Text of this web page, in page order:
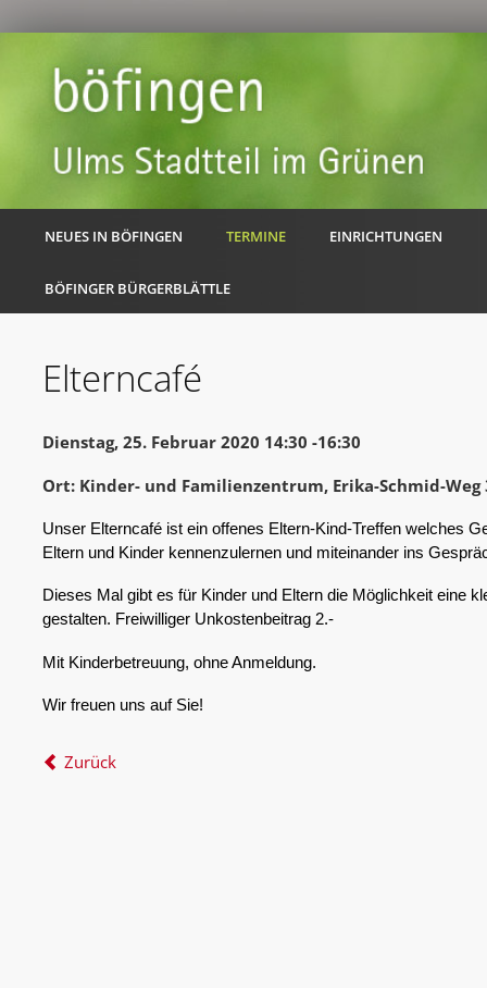
NEUES IN BÖFINGEN TERMINE EINRICHTUNGEN
BÖFINGER BÜRGERBLÄTTLE
Elterncafé
Dienstag, 25. Februar 2020 14:30 -16:30
Ort: Kinder- und Familienzentrum, Erika-Schmid-Weg
Unser Elterncafé ist ein offenes Eltern-Kind-Treffen welches
Eltern und Kinder kennenzulernen und miteinander ins
Dieses Mal gibt es für Kinder und Eltern die Möglichkeit eine
gestalten. Freiwilliger Unkostenbeitrag 2.-
Mit Kinderbetreuung, ohne Anmeldung.
Wir freuen uns auf Sie!
Zurück